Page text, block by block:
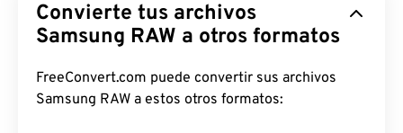
Convierte tus archivos
Samsung RAW a otros formatos
FreeConvert.com puede convertir sus archivos
Samsung RAW a estos otros formatos: